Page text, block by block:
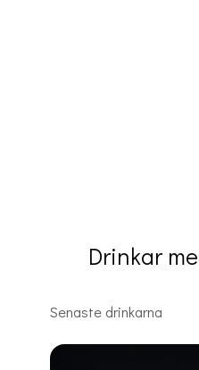
Drinkar
Senaste drinkarna